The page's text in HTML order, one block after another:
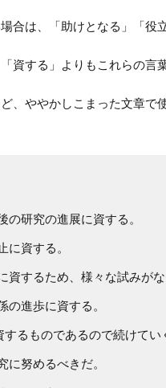
合は、「助けとなる」「役
資する」よりもこれらの言
、ややかしこまった文章で
研究の進展に資する。
資する。
するため、様々な試みがな
進歩に資する。
るものであるので続けてい
努めるべきだ。